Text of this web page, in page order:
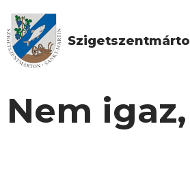
Nem